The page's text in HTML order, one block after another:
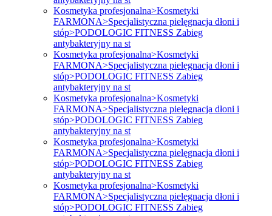
Kosmetyka profesjonalna>Kosmetyki
FARMONA>Specjalistyczna pielęgnacja dłoni i
stóp>PODOLOGIC FITNESS Zabieg
antybakteryjny na st
Kosmetyka profesjonalna>Kosmetyki
FARMONA>Specjalistyczna pielęgnacja dłoni i
stóp>PODOLOGIC FITNESS Zabieg
antybakteryjny na st
Kosmetyka profesjonalna>Kosmetyki
FARMONA>Specjalistyczna pielęgnacja dłoni i
stóp>PODOLOGIC FITNESS Zabieg
antybakteryjny na st
Kosmetyka profesjonalna>Kosmetyki
FARMONA>Specjalistyczna pielęgnacja dłoni i
stóp>PODOLOGIC FITNESS Zabieg
antybakteryjny na st
Kosmetyka profesjonalna>Kosmetyki
FARMONA>Specjalistyczna pielęgnacja dłoni i
stóp>PODOLOGIC FITNESS Zabieg